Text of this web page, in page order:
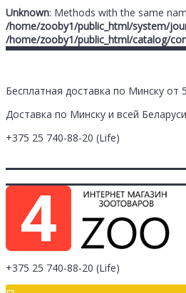
Unknown: Methods with the same
/home/zooby1/public_html/system/
/home/zooby1/public_html/catalog/
Бесплатная доставка по Минску от
Доставка по Минску и всей Беларуси
+375 25 740-88-20 (Life)
+375 25 740-88-20 (Life)